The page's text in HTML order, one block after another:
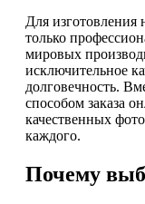
Для изготовления
только
мировых
исключительное
долговечность.
способом заказа
качественных
каждого.
Почему